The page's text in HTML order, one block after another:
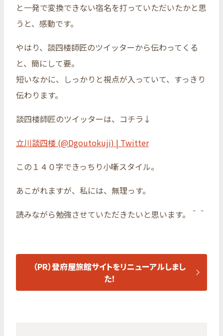
と一発で変換できない宿名を打っていただいたかと思
うと、感動です。
やはり、談四楼師匠のツイッターから伝わってくる
と、簡にして要。
短いなかに、しっかりと視点が入っていて、すっきり
伝わります。
談四楼師匠のツイッターは、コチラ↓
立川談四楼 (@Dgoutokuji) | Twitter
この１４０字できっちり小噺スタイル。
あこがれますが、私には、無理っす。
読みながら勉強させていただきたいと思います。＾＾
（PR）登府屋旅館サイトをリニューアルしまし
た！